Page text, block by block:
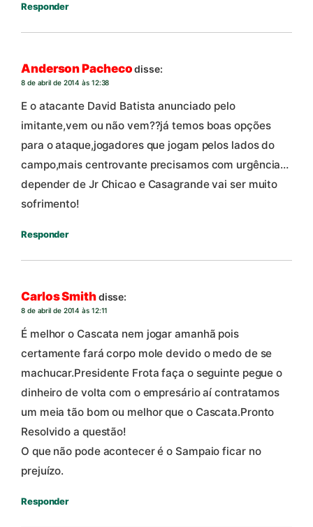
Responder
Anderson Pachecodisse:
8 de abril de 2014 às 12:38
E o atacante David Batista anunciado pelo
imitante,vem ou não vem??já temos boas opções
para o ataque,jogadores que jogam pelos lados do
campo,mais centrovante precisamos com urgência…
depender de Jr Chicao e Casagrande vai ser muito
sofrimento!
Responder
Carlos Smithdisse:
8 de abril de 2014 às 12:11
É melhor o Cascata nem jogar amanhã pois
certamente fará corpo mole devido o medo de se
machucar.Presidente Frota faça o seguinte pegue o
dinheiro de volta com o empresário aí contratamos
um meia tão bom ou melhor que o Cascata.Pronto
Resolvido a questão!
O que não pode acontecer é o Sampaio ficar no
prejuízo.
Responder